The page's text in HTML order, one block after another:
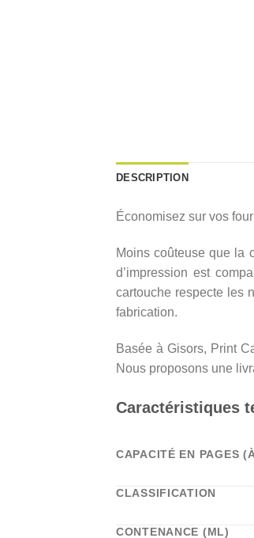
DESCRIPTION
Économisez sur vos
Moins coûteuse que la
d’impression est
cartouche respecte les
fabrication.
Basée à Gisors, Print
Nous proposons une
Caractéristiques
CAPACITÉ EN PAGES
CLASSIFICATION
CONTENANCE (ML)